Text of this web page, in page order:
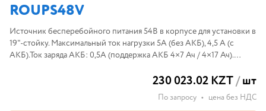
ROUPS48V
Источник бесперебойного питания 54В в корпусе для установки в
19"-стойку. Максимальный ток нагрузки 5A (без АКБ), 4,5 А (с
АКБ).Ток заряда АКБ: 0,5A (поддержка АКБ 4×7 Ач / 4×17 Ач).
230 023.02 KZT/шт
По запросу • цена без НДС